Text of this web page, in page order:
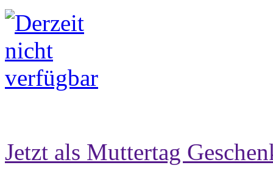
Jetzt als Muttertag